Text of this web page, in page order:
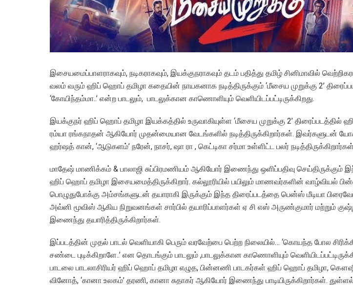
இசையமைப்பாளராகவும், நடிகராகவும், இயக்குநராகவும் தடம் பதித்து தமிழ் சினிமாவில்
வலம் வரும் ஹிப் ஹொப் தமிழா கதையின் நாயகனாக நடித்திருக்கும் ‘மீசைய முறுக்கு 2’
‘கோயிந்தம்மா..’ என்ற பாடலும், பாடலுக்கான காணொளியும் வெளியிடப்பட்டிருக்கிறது.
இயக்குநர் ஹிப் ஹொப் தமிழா இயக்கத்தில் உருவாகியுள்ள ‘மீசைய முறுக்கு 2’ திரைப்படத்தில்
ரம்யா ரங்கநாதன் ஆகியோர் முதன்மையான வேடங்களில் நடித்திருக்கிறார்கள். இவர்களுடன்
ஹர்ஷத் கான், ‘ஆடுகளம்’ நரேன், நாசர், ஷா ரா , கெட்டிகா சர்மா உள்ளிட்ட பலர்
மாதேஷ் மாணிக்கம் & பாலாஜி சுப்பிரமணியம் ஆகியோர் இணைந்து ஒளிப்பதிவு செய்திருக்கும்
ஹிப் ஹொப் தமிழா இசையமைத்திருக்கிறார். கல்லூரியில் பயிலும் மாணவர்களின் வாழ்வியல்
பொழுதுபோக்கு அம்சங்களுடன் தயாராகி இருக்கும் இந்த திரைப்படத்தை பென்ஸ் மீடியா
அவ்னி மூவிஸ் ஆகிய நிறுவனங்கள் சார்பில் தயாரிப்பாளர்கள் ஏ சி எஸ் அருண்குமார் மற்றும்
இணைந்து தயாரித்திருக்கிறார்கள்.
இப்படத்தின் முதல் பாடல் வெளியாகி பெரும் வரவேற்பை பெற்ற நிலையில்… ‘கொயந்த போல
சண்டை புடிக்கிறாளே..’ என தொடங்கும் பாடலும் ,பாடலுக்கான காணொளியும்
பாடலை பாடலாசிரியர் ஹிப் ஹொப் தமிழா எழுத, பின்னணி பாடகர்கள் ஹிப் ஹொப் தமிழா,
வினோத், ‘கானா உலகம்’ தரணி, கானா சுதாகர் ஆகியோர் இணைந்து பாடியிருக்கிறார்கள்.